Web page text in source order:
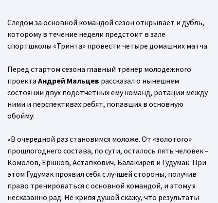
Следом за основной командой сезон открывает и дубль,
которому в течение недели предстоит в зале
спортшколы «Тринта» провести четыре домашних матча.
Перед стартом сезона главный тренер молодежного
проекта Андрей Мальцев рассказал о нынешнем
состоянии двух подотчетных ему команд, ротации между
ними и перспективах ребят, попавших в основную
обойму:
«В очередной раз становимся моложе. От «золотого»
прошлогоднего состава, по сути, осталось пять человек –
Комолов, Ершков, Астапкович, Балакирев и Гудумак. При
этом Гудумак проявил себя с лучшей стороны, получив
право тренироваться с основной командой, и этому я
несказанно рад. Не кривя душой скажу, что результаты